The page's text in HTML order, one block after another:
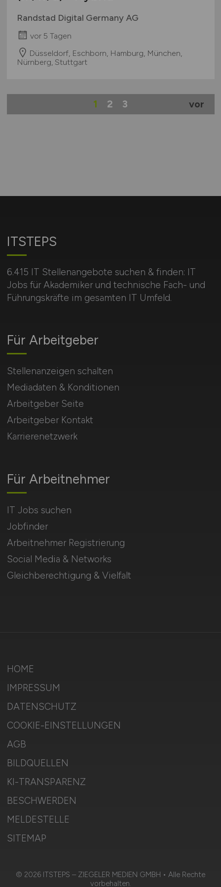
Randstad Digital Germany AG
vor 5 Tagen
Düsseldorf, Eschborn, Hamburg, München,
Nürnberg, Stuttgart
1 2 3 vor
ITSTEPS
6.415 IT Stellenangebote suchen & finden: IT
Jobs für Akademiker und technische Fach- und
Führungskräfte im gesamten IT Umfeld.
Für Arbeitnehmer
IT Jobs suchen
Jobfinder
Arbeitnehmer Registrierung
Social Media & Networks
Gleichberechtigung & Vielfalt
Für Arbeitgeber
Stellenanzeigen schalten
Mediadaten & Konditionen
Arbeitgeber Seite
Arbeitgeber Kontakt
Karrierenetzwerk
HOME
IMPRESSUM
DATENSCHUTZ
COOKIE-EINSTELLUNGEN
AGB
BILDQUELLEN
KI-TRANSPARENZ
BESCHWERDEN
MELDESTELLE
SITEMAP
© 2026 ITSTEPS – ZIEGELER MEDIEN GMBH • Alle Rechte
vorbehalten.